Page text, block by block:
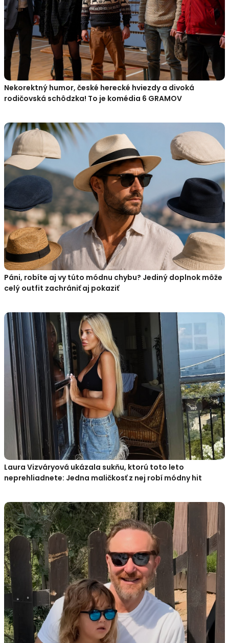
Nekorektný humor, české herecké hviezdy a divoká
rodičovská schôdzka! To je komédia 6 GRAMOV
Páni, robíte aj vy túto módnu chybu? Jediný doplnok môže
celý outfit zachrániť aj pokaziť
Laura Vizváryová ukázala sukňu, ktorú toto leto
neprehliadnete: Jedna maličkosť z nej robí módny hit